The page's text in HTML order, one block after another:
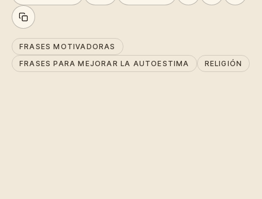
FRASES MOTIVADORAS
FRASES PARA MEJORAR LA AUTOESTIMA
RELIGIÓN